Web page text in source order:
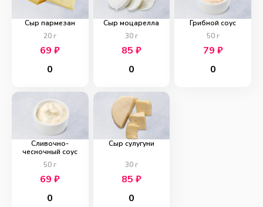
Сыр пармезан
20 г
69₽
0
Сыр моцарелла
30г
85 ₽
0
Грибной соус
50г
79 ₽
0
Сливочно-
чесночный соус
50 г
69₽
0
Сыр сулугуни
30г
85 ₽
0